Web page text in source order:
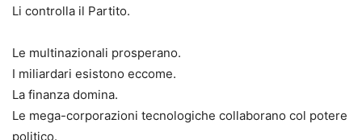
Li controlla il Partito.
Le multinazionali prosperano.
I miliardari esistono eccome.
La finanza domina.
Le mega-corporazioni tecnologiche collaborano col potere
politico.